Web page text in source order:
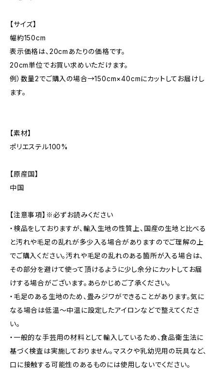
【サイズ】
幅約150cm
表示価格は、20cmあたりの価格です。
20cm単位でお買い求めいただけます。
例）数量2でご購入の場合→150cm×40cmにカットしてお届けし
ます。
【素材】
ポリエステル100%
【原産国】
中国
【注意事項】※必ずお読みください
・検品をしておりますが、輸入生地の性質上、国産の生地と比べる
と汚れや毛足の乱れが多少入る場合がありますのでご理解の上
でご購入ください。汚れや毛足の乱れのある箇所が入る場合は、
その部分を避けて使って頂けるように少し余分にカットしてお届
けする場合がございます。あらかじめご了承ください。
・毛足のある生地のため、畳みジワができることがあります。気に
なる場合は低温〜中温に設定したアイロンなどで整えてくださ
い。
・一般的な手芸用の材料として輸入しているため、食品衛生法に
基づく検査は実施しておりません。マスクや乳幼児用の玩具など、
口に接触する可能性のあるものには使用しないでください。